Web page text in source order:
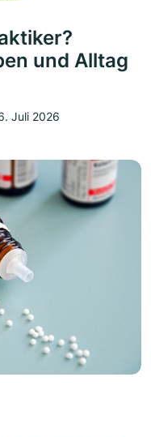
und Alltag
Juli 2026